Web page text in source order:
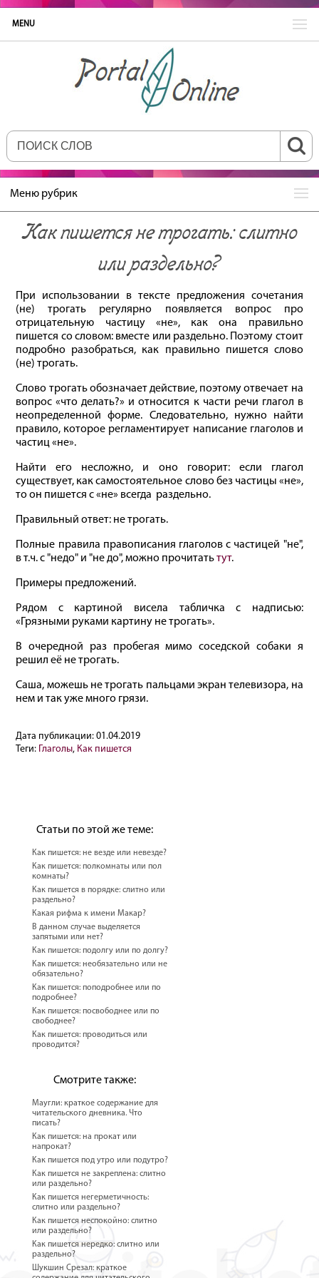
MENU
Меню рубрик
Как пишется не трогать: слитно
или раздельно?
При использовании в тексте предложения сочетания
(не) трогать регулярно появляется вопрос про
отрицательную частицу «не», как она правильно
пишется со словом: вместе или раздельно. Поэтому стоит
подробно разобраться, как правильно пишется слово
(не) трогать.
Слово трогать обозначает действие, поэтому отвечает на
вопрос «что делать?» и относится к части речи глагол в
неопределенной форме. Следовательно, нужно найти
правило, которое регламентирует написание глаголов и
частиц «не».
Найти его несложно, и оно говорит: если глагол
существует, как самостоятельное слово без частицы «не»,
то он пишется с «не» всегда раздельно.
Правильный ответ: не трогать.
Полные правила правописания глаголов с частицей "не",
в т.ч. с "недо" и "не до", можно прочитатьтут.
Примеры предложений.
Рядом с картиной висела табличка с надписью:
«Грязными руками картину не трогать».
В очередной раз пробегая мимо соседской собаки я
решил её не трогать.
Саша, можешь не трогать пальцами экран телевизора, на
нем и так уже много грязи.
Дата публикации:01.04.2019
Теги: Глаголы, Как пишется
Статьи по этой же теме:
Как пишется: не везде или невезде?
Как пишется: полкомнаты или пол
комнаты?
Как пишется в порядке: слитно или
раздельно?
Какая рифма к имени Макар?
В данном случае выделяется
запятыми или нет?
Как пишется: подолгу или по долгу?
Как пишется: необязательно или не
обязательно?
Как пишется: поподробнее или по
подробнее?
Как пишется: посвободнее или по
свободнее?
Как пишется: проводиться или
проводится?
Смотрите также:
Маугли: краткое содержание для
читательского дневника. Что
писать?
Как пишется: на прокат или
напрокат?
Как пишется под утро или подутро?
Как пишется не закреплена: слитно
или раздельно?
Как пишется негерметичность:
слитно или раздельно?
Как пишется неспокойно: слитно
или раздельно?
Как пишется нередко: слитно или
раздельно?
Шукшин Срезал: краткое